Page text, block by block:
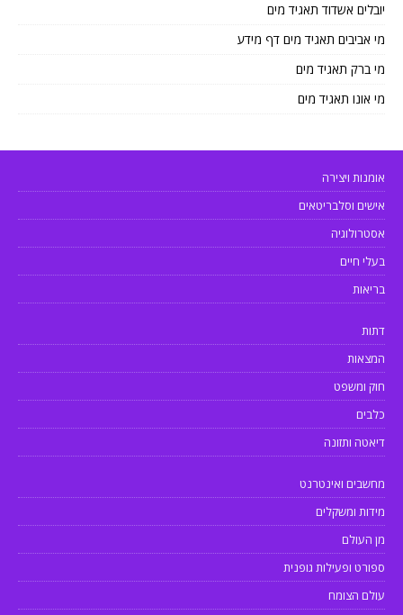
יובלים אשדוד תאגיד מים
מי אביבים תאגיד מים דף מידע
מי ברק תאגיד מים
מי אונו תאגיד מים
אומנות ויצירה
אישים וסלבריטאים
אסטרולוגיה
בעלי חיים
בריאות
דתות
המצאות
חוק ומשפט
כלבים
דיאטה ותזונה
מחשבים ואינטרנט
מידות ומשקלים
מן העולם
ספורט ופעילות גופנית
עולם הצומח